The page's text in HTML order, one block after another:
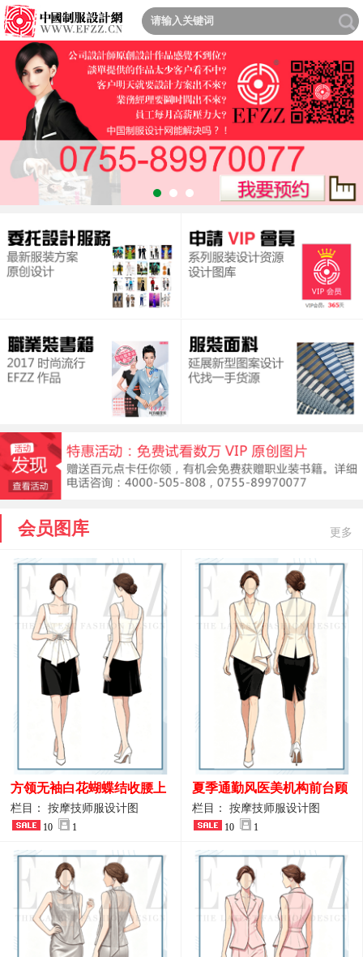
会员图库 更多
方领无袖白花蝴蝶结收腰上
衣 SPA会所接待工作制服设
计
栏目： 按摩技师服设计图
10 1
夏季通勤风医美机构前台顾
问端庄工作制服
栏目： 按摩技师服设计图
10 1